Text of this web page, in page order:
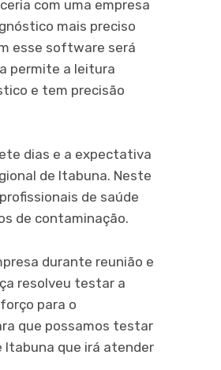
com uma empresa
mais preciso
esse software será
permite a leitura
e tem precisão
dias e a expectativa
de Itabuna. Neste
de saúde
de contaminação.
durante reunião e
resolveu testar a
para o
que possamos testar
Itabuna que irá atender